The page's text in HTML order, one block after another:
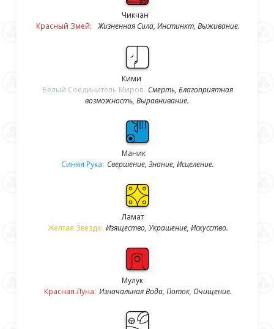
Чикчан
Красный Змей:
Жизненная Сила, Инстинкт, Выживание.
Кими
Белый Соединитель Миров: Смерть, Благоприятная
возможность, Выравнивание.
Маник
Синяя Рука: Свершение, Знание, Исцеление.
Ламат
Желтая Звезда: Изящество, Украшение, Искусство.
Мулук
Красная Луна: Изначальная Вода, Поток, Очищение.